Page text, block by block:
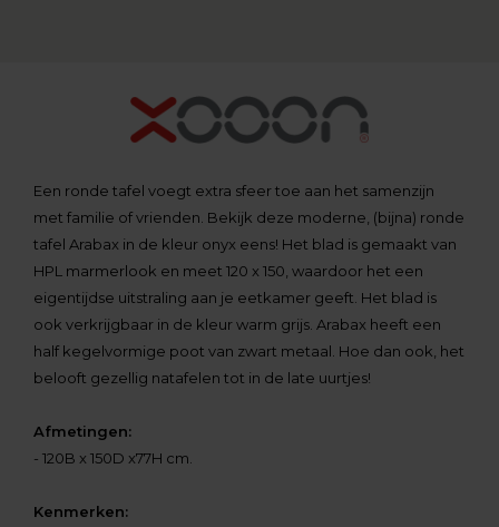
Een ronde tafel voegt extra sfeer toe aan het samenzijn
met familie of vrienden. Bekijk deze moderne, (bijna) ronde
tafel Arabax in de kleur onyx eens! Het blad is gemaakt van
HPL marmerlook en meet 120 x 150, waardoor het een
eigentijdse uitstraling aan je eetkamer geeft. Het blad is
ook verkrijgbaar in de kleur warm grijs. Arabax heeft een
half kegelvormige poot van zwart metaal. Hoe dan ook, het
belooft gezellig natafelen tot in de late uurtjes!
Afmetingen:
- 120B x 150D x77H cm.
Kenmerken: